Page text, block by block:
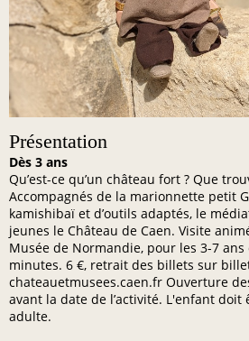
Présentation
Dès 3 ans
Qu’est-ce qu’un château fort ? Que
Accompagnés de la marionnette petit
kamishibaï et d’outils adaptés, le
jeunes le Château de Caen. Visite
Musée de Normandie, pour les 3-7
minutes. 6 €, retrait des billets sur
chateauetmusees.caen.fr Ouverture
avant la date de l’activité. L'enfant doit
adulte.